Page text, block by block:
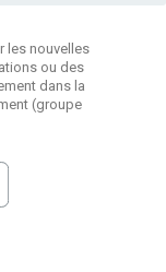
les nouvelles
ou des
dans la
(groupe